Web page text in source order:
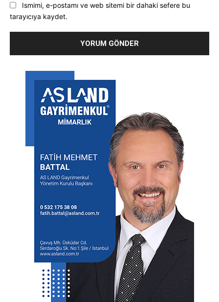
Ismimi, e-postamı ve web sitemi bir dahaki sefere bu
tarayıcıya kaydet.